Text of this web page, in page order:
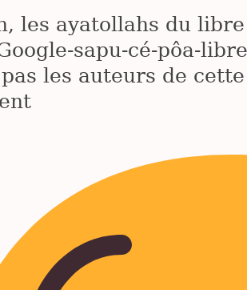
les ayatollahs du
sapu-cé-pôa-
les auteurs de